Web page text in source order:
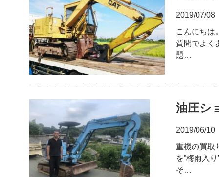
2019/07/08
こんにちは
質問でよく
題…
油圧シ
2019/06/10
重機の買取
を”梅雨入
そ…